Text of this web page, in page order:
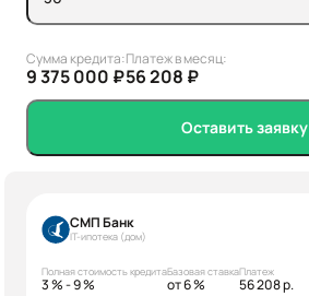
Сумма кредита:
9 375 000 ₽
Платеж в месяц:
56 208 ₽
Оставить заявку
СМП Банк
IT-ипотека (дом)
Полная стоимость кредита
3 % - 9 %
Базовая ставка
от 6 %
Платеж
56 208 р.